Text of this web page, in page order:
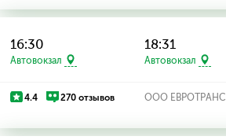
16:30
Автовокзал
18:31
Автовокзал
4.4 270 отзывов ООО ЕВРОТРАНС